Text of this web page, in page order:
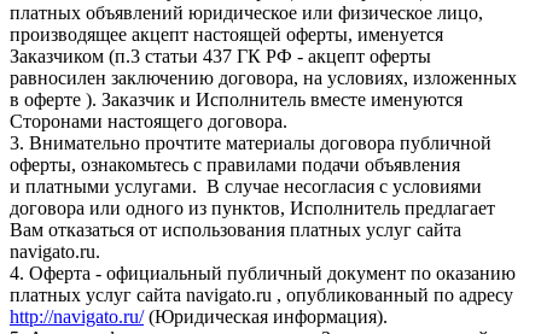
платных объявлений юридическое или физическое лицо,
производящее акцепт настоящей оферты, именуется
Заказчиком (п.3 статьи 437 ГК РФ - акцепт оферты
равносилен заключению договора, на условиях, изложенных
в оферте ). Заказчик и Исполнитель вместе именуются
Сторонами настоящего договора.
3. Внимательно прочтите материалы договора публичной
оферты, ознакомьтесь с правилами подачи объявления
и платными услугами. В случае несогласия с условиями
договора или одного из пунктов, Исполнитель предлагает
Вам отказаться от использования платных услуг сайта
navigato.ru.
4. Оферта - официальный публичный документ по оказанию
платных услуг сайта navigato.ru , опубликованный по адресу
http://navigato.ru/(Юридическая информация).